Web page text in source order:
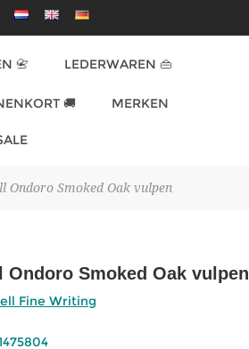
📇 LEDERWAREN 👜
🚚 MERKEN
Ondoro Smoked Oak vulpen
Ondoro Smoked Oak vulpen
Fine Writing